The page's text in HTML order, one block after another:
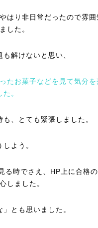
はり非日常だったので雰囲
した。
解けないと思い、
たお菓子などを見て気分を
。
、とても緊張しました。
よう。
る時でさえ、HP上に合格
しました。
とも思いました。